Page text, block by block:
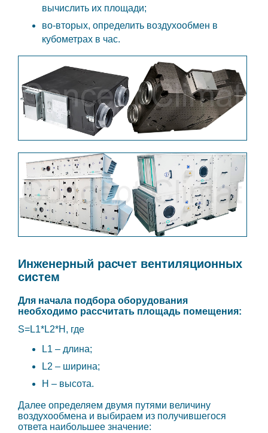
вычислить их площади;
во-вторых, определить воздухообмен в
кубометрах в час.
Инженерный расчет вентиляционных
систем
Для начала подбора оборудования
необходимо рассчитать площадь помещения:
S=L1*L2*H, где
L1 – длина;
L2 – ширина;
H – высота.
Далее определяем двумя путями величину
воздухообмена и выбираем из получившегося
ответа наибольшее значение: